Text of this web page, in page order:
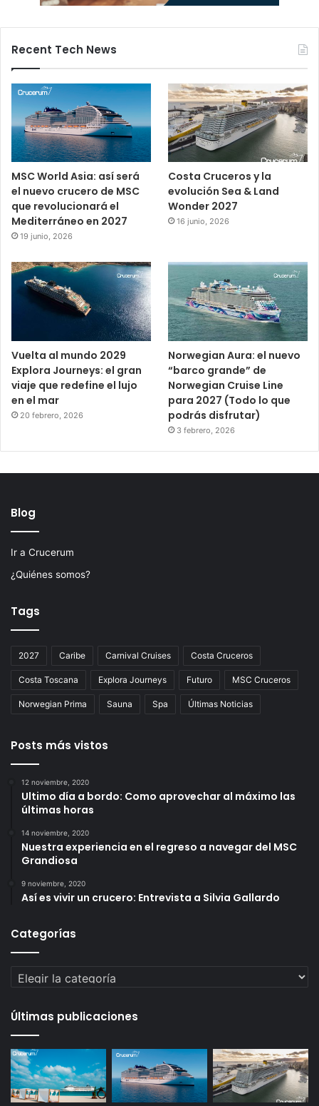
Recent Tech News
MSC World Asia: así será
el nuevo crucero de MSC
que revolucionará el
Mediterráneo en 2027
19 junio, 2026
Costa Cruceros y la
evolución Sea & Land
Wonder 2027
16 junio, 2026
Vuelta al mundo 2029
Explora Journeys: el gran
viaje que redefine el lujo
en el mar
20 febrero, 2026
Norwegian Aura: el nuevo
“barco grande” de
Norwegian Cruise Line
para 2027 (Todo lo que
podrás disfrutar)
3 febrero, 2026
Blog
Ir a Crucerum
¿Quiénes somos?
Tags
2027 Caribe Carnival Cruises Costa Cruceros
Costa Toscana Explora Journeys Futuro MSC Cruceros
Norwegian Prima Sauna Spa Últimas Noticias
Posts más vistos
12 noviembre, 2020
Ultimo día a bordo: Como aprovechar al máximo las
últimas horas
14 noviembre, 2020
Nuestra experiencia en el regreso a navegar del MSC
Grandiosa
9 noviembre, 2020
Así es vivir un crucero: Entrevista a Silvia Gallardo
Categorías
Categorías
Últimas publicaciones